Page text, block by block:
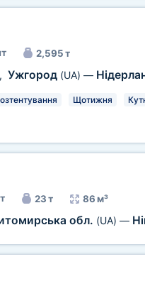
2,595 т
, Ужгород (UA) —
Щотижня
23 т 86 м³
обл. (UA) —